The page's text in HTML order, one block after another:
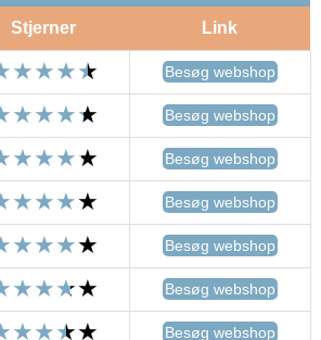
Stjerner Link
Besøg webshop
Besøg webshop
Besøg webshop
Besøg webshop
Besøg webshop
Besøg webshop
Besøg webshop